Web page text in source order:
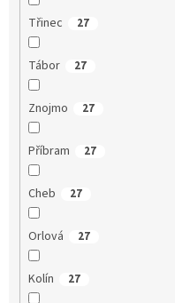
Třinec 27
Tábor 27
Znojmo 27
Příbram 27
Cheb 27
Orlová 27
Kolín 27